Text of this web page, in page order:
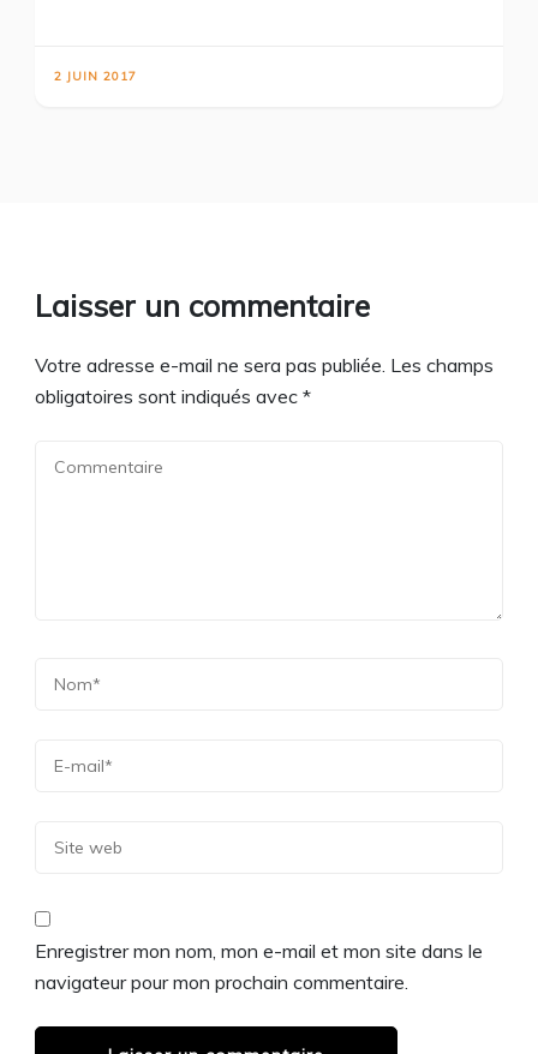
2 JUIN 2017
Laisser un commentaire
Votre adresse e-mail ne sera pas publiée. Les champs
obligatoires sont indiqués avec *
Enregistrer mon nom, mon e-mail et mon site dans le
navigateur pour mon prochain commentaire.